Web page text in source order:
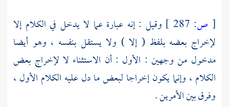
[ ص:
وقيل : إنه عبارة عما لا يدخل في الكلام إلا
لإخراج بعضه بلفظ ( إلا ) ولا يستقل بنفسه ، وهو أيضا
مدخول من وجهين : الأول : أن الاستثناء لا لإخراج بعض
الكلام ، وإنما يكون إخراجا لبعض ما دل عليه الكلام الأول ،
وفرق بين الأمرين .